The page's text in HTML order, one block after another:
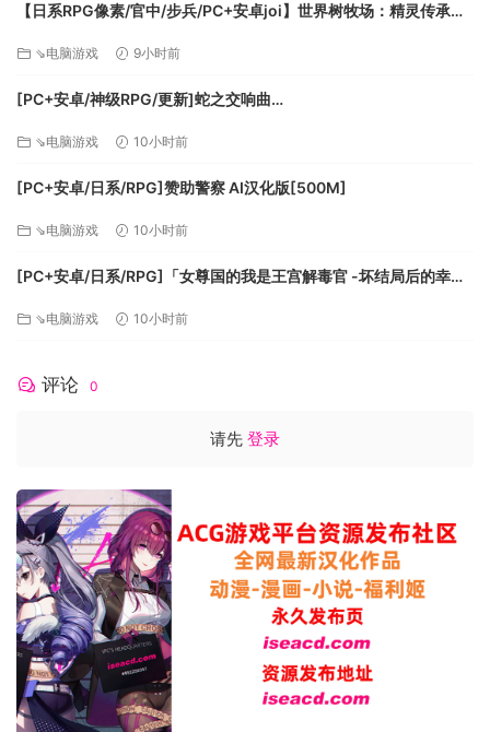
【日系RPG像素/官中/步兵/PC+安卓joi】世界树牧场：精灵传承
ムと世界樹の牧場～ 官方中文步兵版【1.26G】
⇘电脑游戏 9小时前
[PC+安卓/神级RPG/更新]蛇之交响曲
⇘电脑游戏 10小时前
[PC+安卓/日系/RPG]赞助警察 AI汉化版[500M]
⇘电脑游戏 10小时前
[PC+安卓/日系/RPG]「女尊国的我是王宫解毒官 -坏结局后的幸福
⇘电脑游戏 10小时前
评论 0
请先 登录